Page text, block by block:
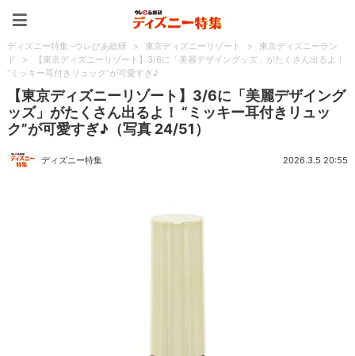
ディズニー特集 -ウレぴあ総研 > 東京ディズニーリゾート >
東京ディズニーラン
ド
>
【東京ディズニーリゾート】3/6に「美麗デザイングッズ」がたくさん出るよ！
“ミッキー耳付きリュック”が可愛すぎ♪
【東京ディズニーリゾート】3/6に「美麗デザイング
ッズ」がたくさん出るよ！ “ミッキー耳付きリュッ
ク”が可愛すぎ♪（写真 24/51）
ディズニー特集 2026.3.5 20:55